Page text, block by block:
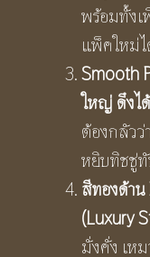
พร้อมทั้งเ
แพ็คใหม่ไ
Smooth
ใหญ่ ดึงไ
ต้องกลัวว่
หยิบทิชชู่
สีทองด้าน
(Luxury
มั่งคั่ง เห